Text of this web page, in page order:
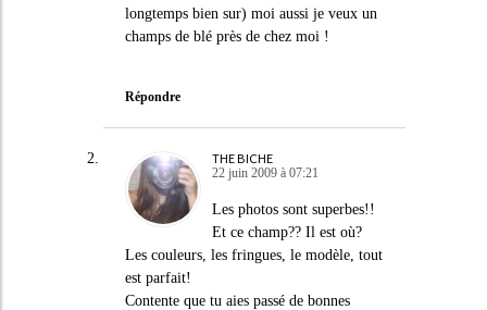
longtemps bien sur) moi aussi je veux un
champs de blé près de chez moi !
Répondre
THE BICHE
22 juin 2009 à 07:21
Les photos sont superbes!!
Et ce champ?? Il est où?
Les couleurs, les fringues, le modèle, tout
est parfait!
Contente que tu aies passé de bonnes